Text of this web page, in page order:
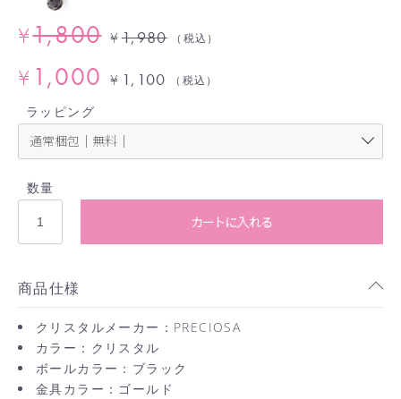
¥1,800
¥ 1,000
¥ 1,980 （税込）
¥ 1,100 （税込）
ラッピング
数量
カートに入れる
商品仕様
クリスタルメーカー：PRECIOSA
カラー：クリスタル
ボールカラー：ブラック
金具カラー：ゴールド